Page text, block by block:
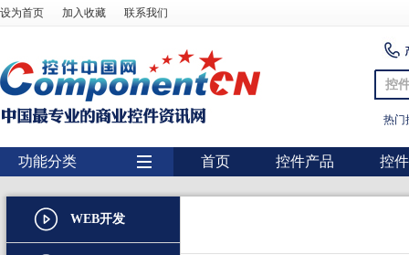
设为首页 加入收藏 联系我们
控
热门
功能分类
用户界面
报表
首页 控件产品 控
WEB开发